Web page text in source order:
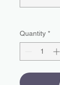
Quantity *